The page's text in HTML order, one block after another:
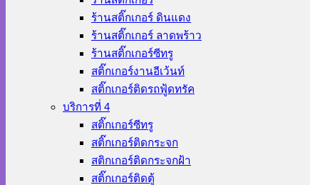
ร้านสติ๊กเกอร์ ดินแดง
ร้านสติ๊กเกอร์ ลาดพร้าว
ร้านสติ๊กเกอร์ซีทรู
สติ๊กเกอร์งานอีเว้นท์
สติ๊กเกอร์ติดรถฟู้ดทรัค
บริการที่ 4
สติ๊กเกอร์ซีทรู
สติ๊กเกอร์ติดกระจก
สติกเกอร์ติดกระจกฝ้า
สติ๊กเกอร์ติดตู้